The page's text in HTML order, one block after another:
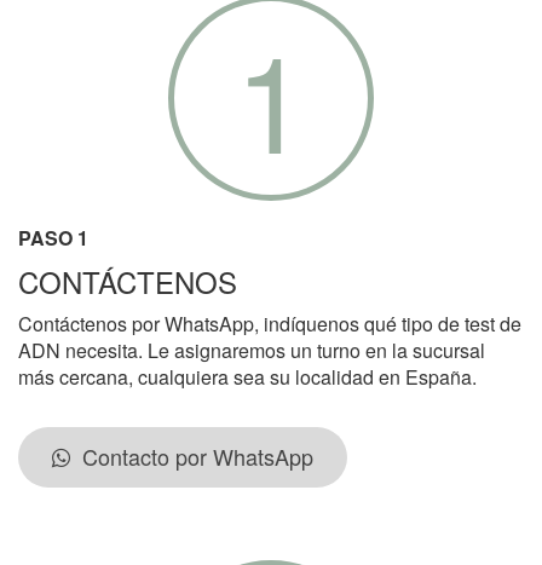
1
PASO 1
CONTÁCTENOS
Contáctenos por WhatsApp, indíquenos qué tipo de test de
ADN necesita. Le asignaremos un turno en la sucursal
más cercana, cualquiera sea su localidad en España.
Contacto por WhatsApp